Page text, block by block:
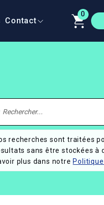
Contact
0
recherches sont traitées
sans être stockées à
plus dans notre